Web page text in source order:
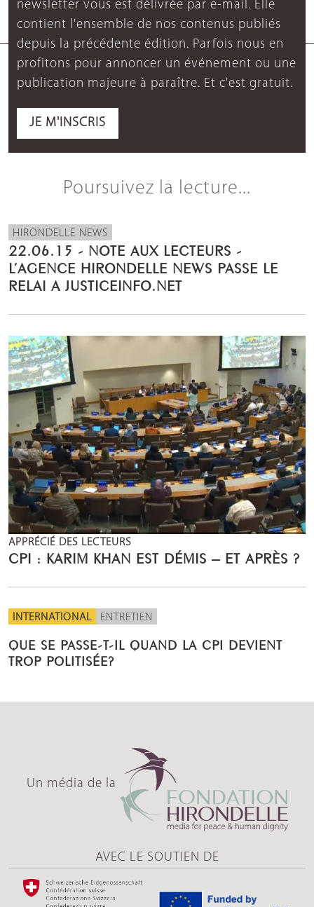
newsletter vous est délivrée par e-mail. Elle
contient l'ensemble de nos contenus publiés
depuis la précédente édition. Parfois nous en
profitons pour annoncer un événement ou une
publication majeure à paraître. Et c'est gratuit.
JE M'INSCRIS
Poursuivez la lecture...
HIRONDELLE NEWS
22.06.15 - NOTE AUX LECTEURS -
L’AGENCE HIRONDELLE NEWS PASSE LE
RELAI A JUSTICEINFO.NET
APPRÉCIÉ DES LECTEURS
CPI : KARIM KHAN EST DÉMIS – ET APRÈS ?
INTERNATIONAL ENTRETIEN
QUE SE PASSE-T-IL QUAND LA CPI DEVIENT
TROP POLITISÉE?
Un média de la
AVEC LE SOUTIEN DE